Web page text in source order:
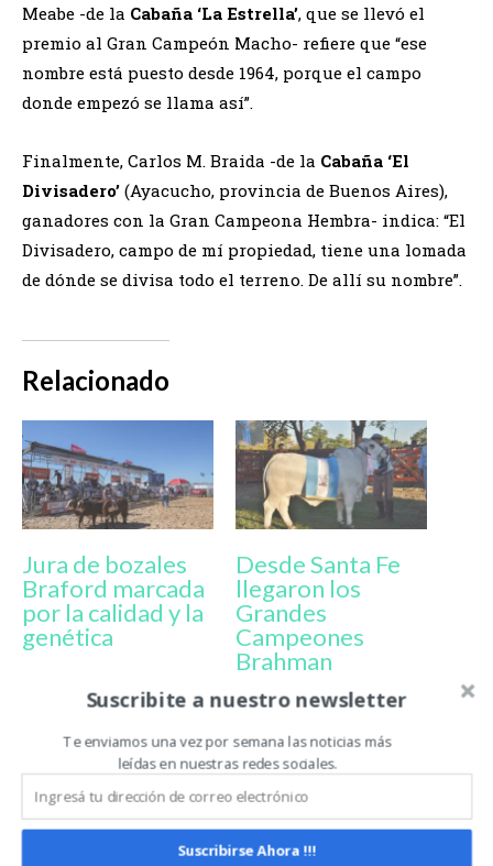
Meabe -de la Cabaña ‘La Estrella’, que se llevó el
premio al Gran Campeón Macho- refiere que “ese
nombre está puesto desde 1964, porque el campo
donde empezó se llama así”.
Finalmente, Carlos M. Braida -de la Cabaña ‘El
Divisadero’ (Ayacucho, provincia de Buenos Aires),
ganadores con la Gran Campeona Hembra- indica: “El
Divisadero, campo de mí propiedad, tiene una lomada
de dónde se divisa todo el terreno. De allí su nombre”.
Relacionado
Jura de bozales
Braford marcada
por la calidad y la
genética
Desde Santa Fe
llegaron los
Grandes
Campeones
Brahman
Corrientes fue el
Suscribite a nuestro newsletter
Te enviamos una vez por semana las noticias más
leídas en nuestras redes sociales.
Suscribirse Ahora !!!